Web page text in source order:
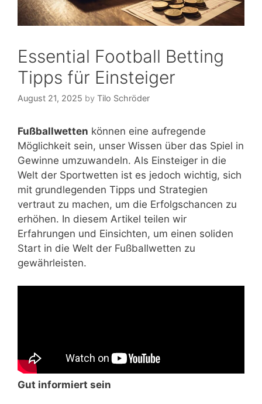
Essential Football Betting
Tipps für Einsteiger
August 21, 2025 by Tilo Schröder
Fußballwetten können eine aufregende
Möglichkeit sein, unser Wissen über das Spiel in
Gewinne umzuwandeln. Als Einsteiger in die
Welt der Sportwetten ist es jedoch wichtig, sich
mit grundlegenden Tipps und Strategien
vertraut zu machen, um die Erfolgschancen zu
erhöhen. In diesem Artikel teilen wir
Erfahrungen und Einsichten, um einen soliden
Start in die Welt der Fußballwetten zu
gewährleisten.
Gut informiert sein